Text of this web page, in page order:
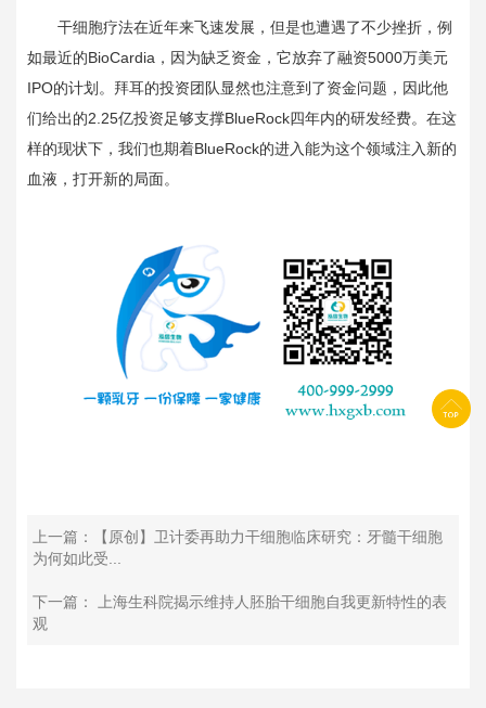
干细胞疗法在近年来飞速发展，但是也遭遇了不少挫折，例
如最近的BioCardia ，因为缺乏资金，它放弃了融资5000万美元
IPO的计划。拜耳的投资团队显然也注意到了资金问题，因此他
们给出的2.25亿投资足够支撑BlueRock四年内的研发经费。在这
样的现状下，我们也期着BlueRock的进入能为这个领域注入新的
血液，打开新的局面。
上一篇：【原创】卫计委再助力干细胞临床研究：牙髓干细胞
为何如此受...
下一篇： 上海生科院揭示维持人胚胎干细胞自我更新特性的表
观